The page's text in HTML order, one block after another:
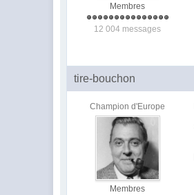
Membres
12 004 messages
tire-bouchon
Champion d'Europe
Membres